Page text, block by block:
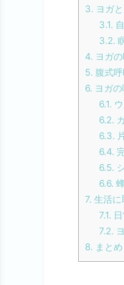
3. ヨガ
3.1.
3.2.
4. ヨガ
5. 腹式
6. ヨガ
6.1.
6.2.
6.3.
6.4.
6.5.
6.6.
7. 生活に
7.1.
7.2.
8. まと